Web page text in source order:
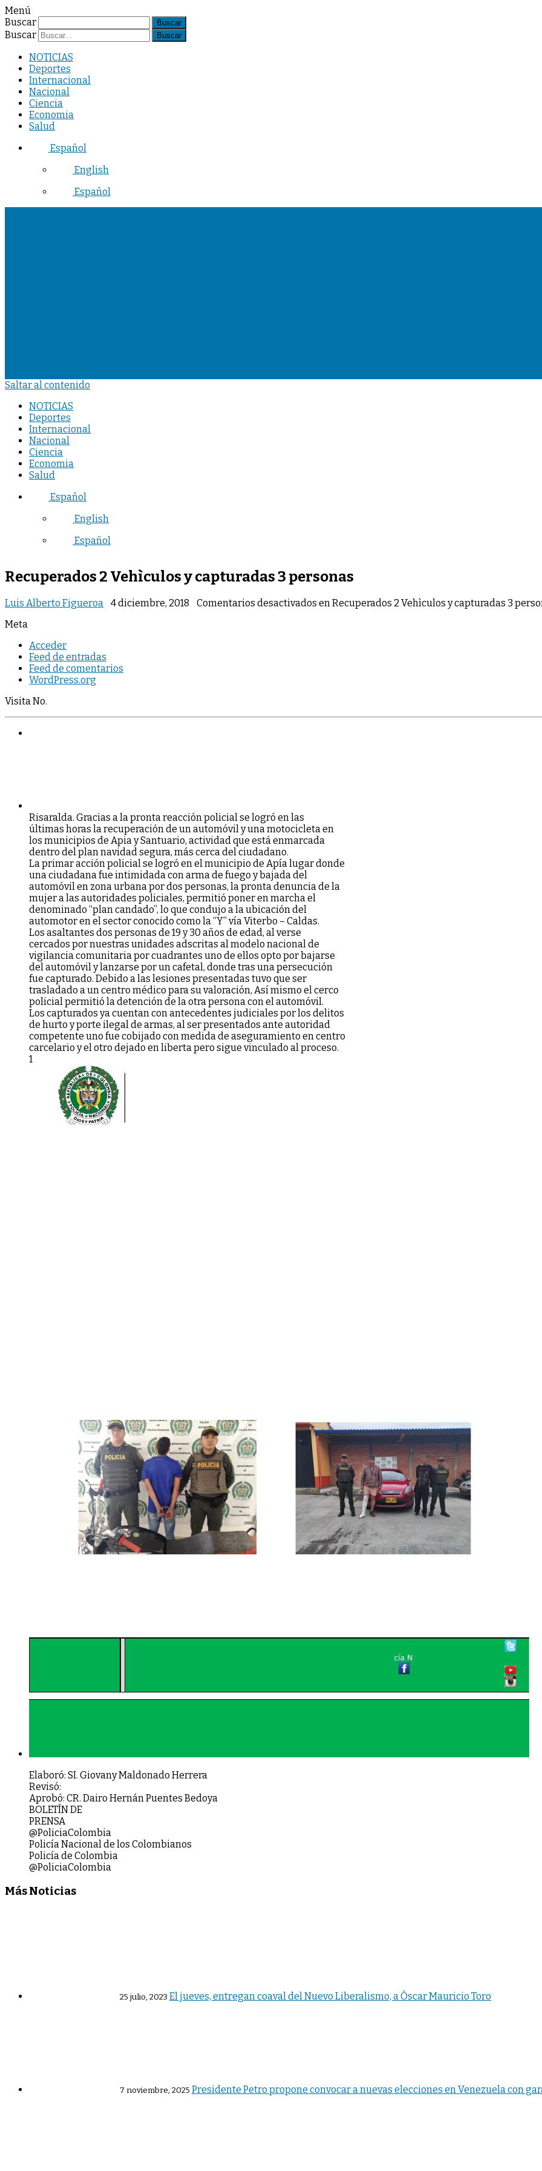
Menú
Buscar
Buscar
NOTICIAS
Deportes
Internacional
Nacional
Ciencia
Economia
Salud
Español
English
Español
Saltar al contenido
NOTICIAS
Deportes
Internacional
Nacional
Ciencia
Economia
Salud
Español
English
Español
Recuperados 2 Vehìculos y capturadas 3 personas
Luis Alberto Figueroa 4 diciembre, 2018 Comentarios desactivados en Recuperados 2 Vehìculos y capturadas 3
Meta
Acceder
Feed de entradas
Feed de comentarios
WordPress.org
Visita No.
Risaralda. Gracias a la pronta reacción policial se logró en las
últimas horas la recuperación de un automóvil y una motocicleta en
los municipios de Apia y Santuario, actividad que está enmarcada
dentro del plan navidad segura, más cerca del ciudadano.
La primar acción policial se logró en el municipio de Apía lugar donde
una ciudadana fue intimidada con arma de fuego y bajada del
automóvil en zona urbana por dos personas, la pronta denuncia de la
mujer a las autoridades policiales, permitió poner en marcha el
denominado “plan candado”, lo que condujo a la ubicación del
automotor en el sector conocido como la “Y” vía Viterbo – Caldas.
Los asaltantes dos personas de 19 y 30 años de edad, al verse
cercados por nuestras unidades adscritas al modelo nacional de
vigilancia comunitaria por cuadrantes uno de ellos opto por bajarse
del automóvil y lanzarse por un cafetal, donde tras una persecución
fue capturado. Debido a las lesiones presentadas tuvo que ser
trasladado a un centro médico para su valoración, Así mismo el cerco
policial permitió la detención de la otra persona con el automóvil.
Los capturados ya cuentan con antecedentes judiciales por los delitos
de hurto y porte ilegal de armas, al ser presentados ante autoridad
competente uno fue cobijado con medida de aseguramiento en centro
carcelario y el otro dejado en liberta pero sigue vinculado al proceso.
1
Elaboró: SI. Giovany Maldonado Herrera
Revisó:
Aprobó: CR. Dairo Hernán Puentes Bedoya
BOLETÍN DE
PRENSA
@PoliciaColombia
PolicíaNacional de los Colombianos
Policía de Colombia
@PoliciaColombia
Más Noticias
25 julio, 2023 El jueves, entregan coaval del Nuevo Liberalismo, a Óscar Mauricio Toro
7 noviembre, 2025 Presidente Petro propone convocar a nuevas elecciones en Venezuela con